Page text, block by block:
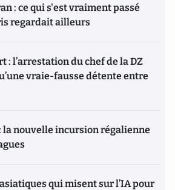
: ce qui s'est vraiment passé
regardait ailleurs
: l’arrestation du chef de la DZ
vraie-fausse détente entre
la nouvelle incursion régalienne
qui misent sur l’IA pour